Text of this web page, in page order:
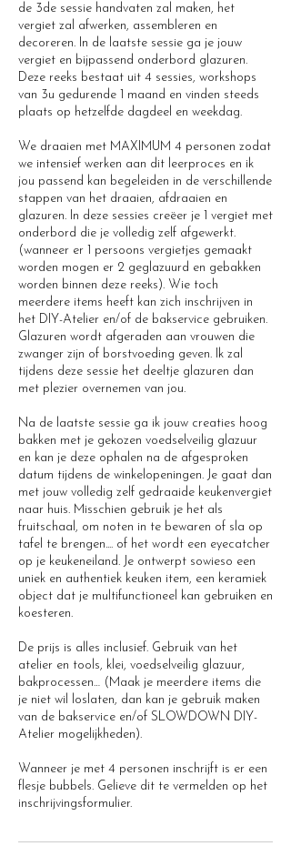
de 3de sessie handvaten zal maken, het
vergiet zal afwerken, assembleren en
decoreren. In de laatste sessie ga je jouw
vergiet en bijpassend onderbord glazuren.
Deze reeks bestaat uit 4 sessies, workshops
van 3u gedurende 1 maand en vinden steeds
plaats op hetzelfde dagdeel en weekdag.
We draaien met MAXIMUM 4 personen zodat
we intensief werken aan dit leerproces en ik
jou passend kan begeleiden in de verschillende
stappen van het draaien, afdraaien en
glazuren. In deze sessies creëer je 1 vergiet met
onderbord die je volledig zelf afgewerkt.
(wanneer er 1 persoons vergietjes gemaakt
worden mogen er 2 geglazuurd en gebakken
worden binnen deze reeks). Wie toch
meerdere items heeft kan zich inschrijven in
het DIY-Atelier en/of de bakservice gebruiken.
Glazuren wordt afgeraden aan vrouwen die
zwanger zijn of borstvoeding geven. Ik zal
tijdens deze sessie het deeltje glazuren dan
met plezier overnemen van jou.
Na de laatste sessie ga ik jouw creaties hoog
bakken met je gekozen voedselveilig glazuur
en kan je deze ophalen na de afgesproken
datum tijdens de winkelopeningen. Je gaat dan
met jouw volledig zelf gedraaide keukenvergiet
naar huis. Misschien gebruik je het als
fruitschaal, om noten in te bewaren of sla op
tafel te brengen.... of het wordt een eyecatcher
op je keukeneiland. Je ontwerpt sowieso een
uniek en authentiek keuken item, een keramiek
object dat je multifunctioneel kan gebruiken en
koesteren.
De prijs is alles inclusief. Gebruik van het
atelier en tools, klei, voedselveilig glazuur,
bakprocessen… (Maak je meerdere items die
je niet wil loslaten, dan kan je gebruik maken
van de bakservice en/of SLOWDOWN DIY-
Atelier mogelijkheden).
Wanneer je met 4 personen inschrijft is er een
flesje bubbels. Gelieve dit te vermelden op het